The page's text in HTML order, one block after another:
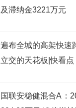
及滞纳金3221万元
遍布全城的高架快速
立交的天花板|快看点
国联安稳健混合A：